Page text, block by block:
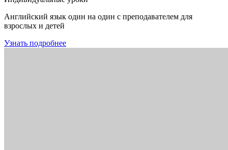
Английский язык один на один с преподавателем для
взрослых и детей
Узнать подробнее